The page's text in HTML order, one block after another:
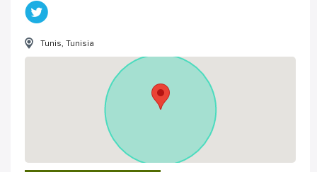
Tunis, Tunisia